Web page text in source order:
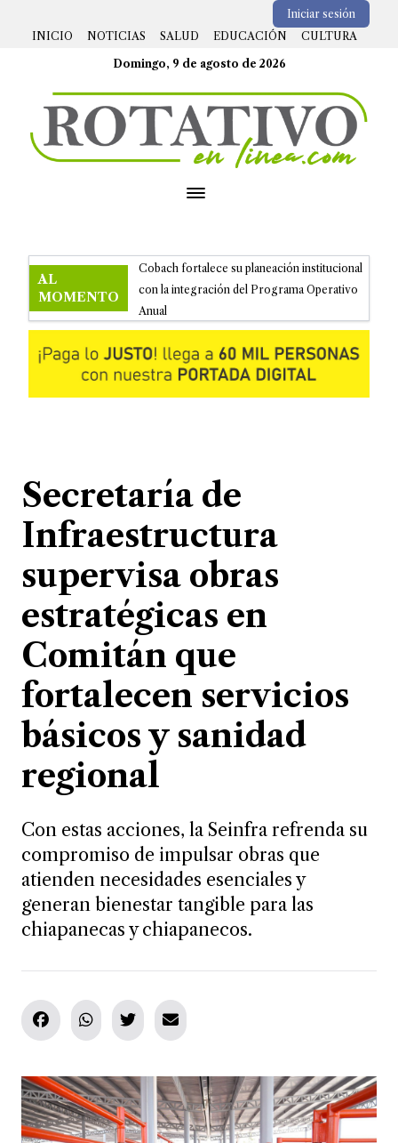
Iniciar sesión
INICIO
NOTICIAS SALUD EDUCACIÓN CULTURA
Domingo, 9 de agosto de 2026
AL
MOMENTO
Cobach fortalece su planeación institucional
con la integración del Programa Operativo
Anual
Secretaría de
Infraestructura
supervisa obras
estratégicas en
Comitán que
fortalecen servicios
básicos y sanidad
regional
Con estas acciones, la Seinfra refrenda su
compromiso de impulsar obras que
atienden necesidades esenciales y
generan bienestar tangible para las
chiapanecas y chiapanecos.